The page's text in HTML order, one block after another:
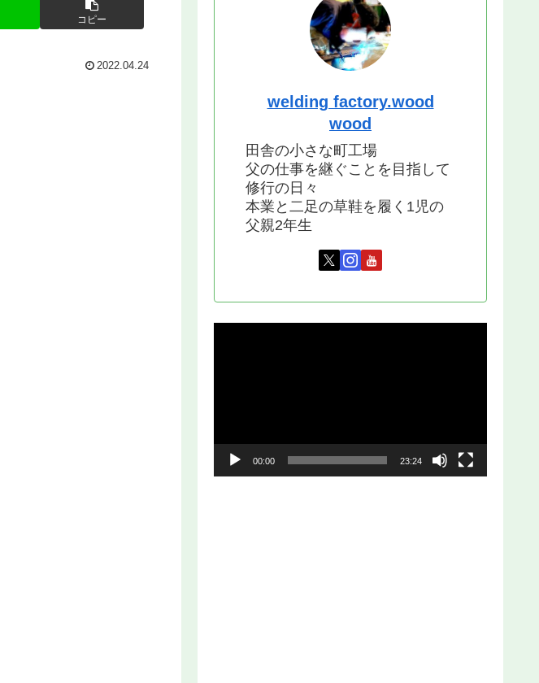
コピー
2022.04.24
welding factory.wood
wood
田舎の小さな町工場
父の仕事を継ぐことを目指して
修行の日々
本業と二足の草鞋を履く1児の
父親2年生
00:00 23:24